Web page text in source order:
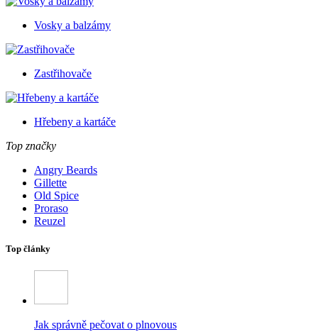
Vosky a balzámy
Zastřihovače
Hřebeny a kartáče
Top značky
Angry Beards
Gillette
Old Spice
Proraso
Reuzel
Top články
Jak správně pečovat o plnovous